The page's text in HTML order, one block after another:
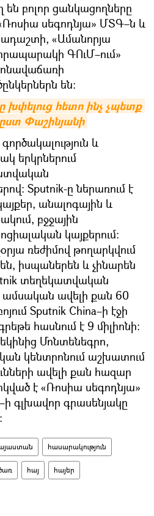
են բոլոր ցանկացողները
«Ռոսիա սեգոդնյա» ՄՏԳ–ն և
«Ամանորյա
ԳՈւՄ–ում»
են։
հետո ինչ չպետք
Փաշինյանի
և
երկրներում
Sputnik-ը ներառում է
անալոգային և
բջջային
կայքերում։
ռեժիմով թողարկվում
իսպաներեն և չինարեն
տեղեկատվական
ամսական ավելի քան 60
Sputnik China–ի էջի
հասնում է 9 միլիոնի։
Մոնտենեգրո,
կենտրոնում աշխատում
ավելի քան հազար
է «Ռոսիա սեգոդնյա»
գլխավոր գրասենյակը
հասարակություն
հայ հայեր